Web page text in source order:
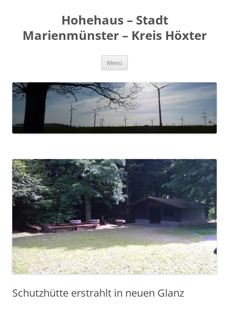
Hohehaus – Stadt
Marienmünster – Kreis Höxter
Menü
Schutzhütte erstrahlt in neuen Glanz